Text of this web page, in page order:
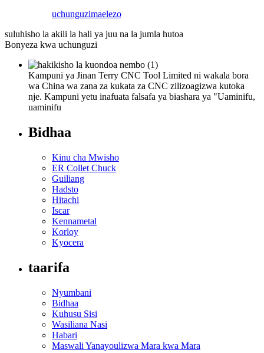
uchunguzimaelezo
suluhisho la akili la hali ya juu na la jumla hutoa
Bonyeza kwa uchunguzi
Kampuni ya Jinan Terry CNC Tool Limited ni wakala bora
wa China wa zana za kukata za CNC zilizoagizwa kutoka
nje. Kampuni yetu inafuata falsafa ya biashara ya "Uaminifu,
uaminifu
Bidhaa
Kinu cha Mwisho
ER Collet Chuck
Guiliang
Hadsto
Hitachi
Iscar
Kennametal
Korloy
Kyocera
taarifa
Nyumbani
Bidhaa
Kuhusu Sisi
Wasiliana Nasi
Habari
Maswali Yanayoulizwa Mara kwa Mara